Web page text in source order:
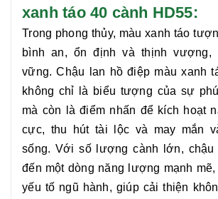
xanh táo 40 cành HD55:
Trong phong thủy, màu xanh táo
bình an, ổn định và thịnh vượng,
vững.Chậu lan hồ điệp màu xanh
không chỉ là biểu tượng của sự
mà còn là điểm nhấn để kích hoạt
cực, thu hút tài lộc và may mắn
sống. Với số lượng cành lớn, chậu
đến một dòng năng lượng mạnh
yếu tố ngũ hành, giúp cải thiện